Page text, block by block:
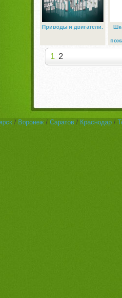
Приводы и двигатели.
1 2
/ Воронеж / Саратов / Краснодар /